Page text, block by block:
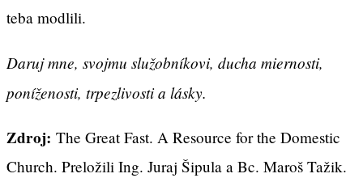
teba modlili.
Daruj mne, svojmu služobníkovi, ducha miernosti,
poníženosti, trpezlivosti a lásky.
Zdroj: The Great Fast. A Resource for the Domestic
Church. Preložili Ing. Juraj Šipula a Bc. Maroš Tažik.